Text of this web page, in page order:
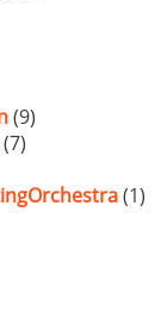
(9)
(7)
(1)